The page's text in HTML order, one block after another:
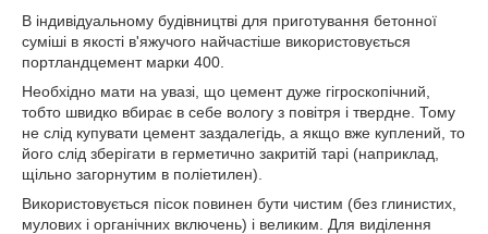
В індивідуальному будівництві для приготування бетонної
суміші в якості в'яжучого найчастіше використовується
портландцемент марки 400.
Необхідно мати на увазі, що цемент дуже гігроскопічний,
тобто швидко вбирає в себе вологу з повітря і твердне. Тому
не слід купувати цемент заздалегідь, а якщо вже куплений, то
його слід зберігати в герметично закритій тарі (наприклад,
щільно загорнутим в поліетилен).
Використовується пісок повинен бути чистим (без глинистих,
мулових і органічних включень) і великим. Для виділення